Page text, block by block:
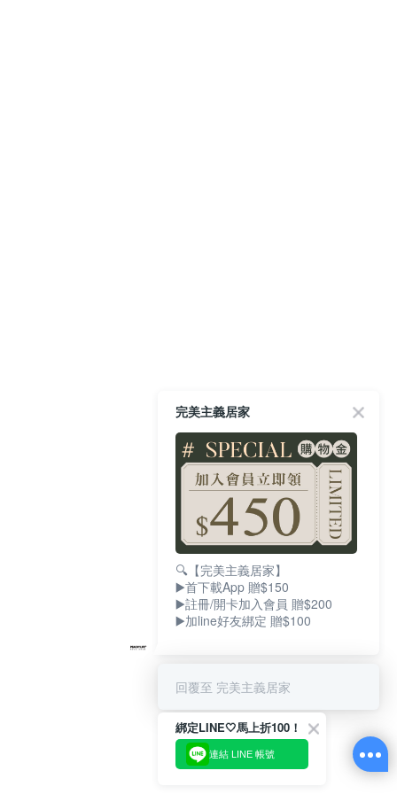
完美主義居家
🔍【完美主義居家】
▶️首下載App 贈$150
▶️註冊/開卡加入會員 贈$200
▶️加line好友綁定 贈$100
回覆至 完美主義居家
綁定LINE🤍馬上折100！
連結 LINE 帳號